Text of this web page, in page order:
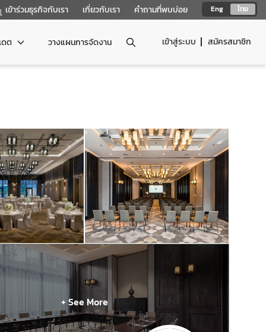
Eng ไทย
เข้าร่วมธุรกิจกับเรา เกี่ยวกับเรา คำถามที่พบบ่อย
เข้าสู่ระบบ สมัครสมาชิก
ดต วางแผนการจัดงาน
+ See More